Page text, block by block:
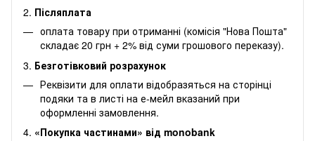
2. Післяплата
оплата товару при отриманні (комісія "Нова Пошта"
складає 20 грн + 2% від суми грошового переказу).
3. Безготівковий розрахунок
Реквізити для оплати відобразяться на сторінці
подяки та в листі на е-мейл вказаний при
оформленні замовлення.
4. «Покупка частинами» від monobank